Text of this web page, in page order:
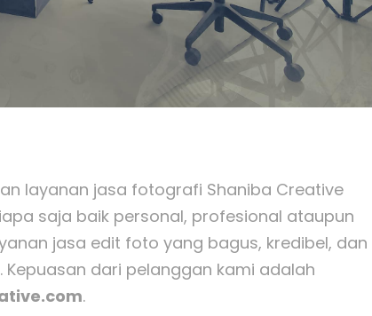
layanan jasa fotografi Shaniba Creative
saja baik personal, profesional ataupun
jasa edit foto yang bagus, kredibel, dan
dari pelanggan kami adalah
.